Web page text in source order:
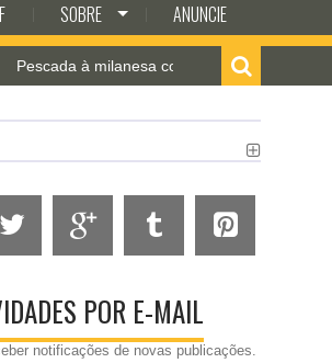
SOBRE
ANUNCIE
com molho de camarão
POR E-MAIL
notificações de novas publicações.